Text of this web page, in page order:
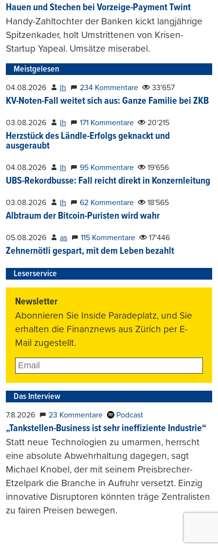
Hauen und Stechen bei Vorzeige-Payment Twint
Handy-Zahltochter der Banken kickt langjährige
Spitzenkader, holt Umstrittenen von Krisen-
Startup Yapeal. Umsätze miserabel.
Meistgelesen
04.08.2026 lh 234 Kommentare 33'657
KV-Noten-Fall weitet sich aus: Ganze Familie bei ZKB
03.08.2026 lh 171 Kommentare 20'215
Herzstück des Ländle-Erfolgs geknackt und
ausgeraubt
04.08.2026 lh 95 Kommentare 19'656
UBS-Rekordbusse: Fall reicht direkt in Konzernleitung
03.08.2026 lh 62 Kommentare 18'565
Albtraum der Bitcoin-Puristen wird wahr
05.08.2026 as 115 Kommentare 17'446
Zehnernötli gespart, mit dem Leben bezahlt
Leserservice
Newsletter
Abonnieren Sie Inside Paradeplatz, und Sie
erhalten die Finanznews aus Zürich per E-
Mail zugestellt.
Das Interview
7.8.2026 23 Kommentare Podcast
„Tankstellen-Business ist sehr ineffiziente Industrie“
Statt neue Technologien zu umarmen, herrscht
eine absolute Abwehrhaltung dagegen, sagt
Michael Knobel, der mit seinem Preisbrecher-
Etzelpark die Branche in Aufruhr versetzt. Einzig
innovative Disruptoren könnten träge Zentralisten
zu fairen Preisen bewegen.